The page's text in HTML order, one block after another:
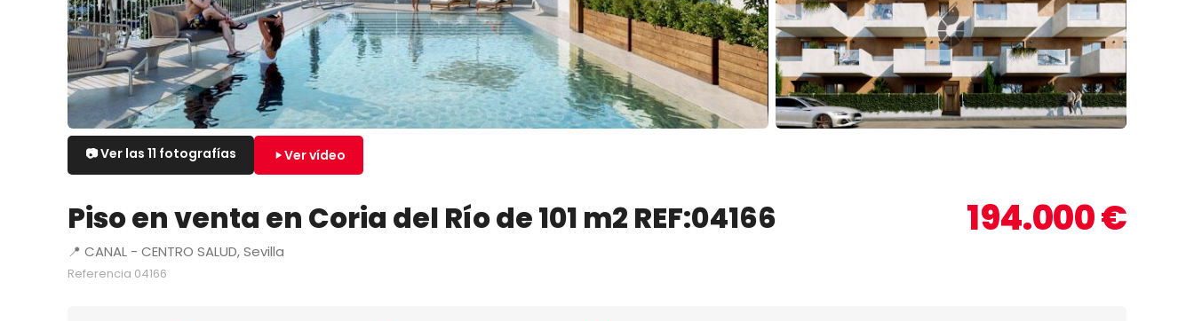
📷 Ver las 11 fotografías Ver vídeo
Piso en venta en Coria del Río de 101 m2 REF:04166
📍 CANAL - CENTRO SALUD, Sevilla
Referencia 04166
194.000 €